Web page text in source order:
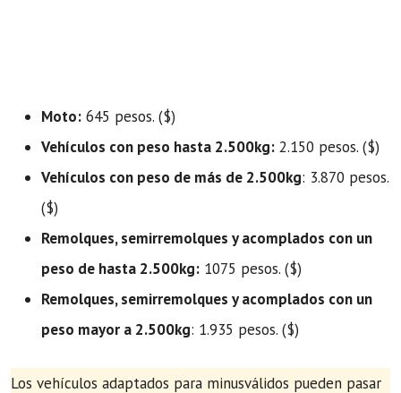
Moto: 645 pesos. ($)
Vehículos con peso hasta 2.500kg: 2.150 pesos. ($)
Vehículos con peso de más de 2.500kg: 3.870 pesos.
($)
Remolques, semirremolques y acomplados con un
peso de hasta 2.500kg: 1075 pesos. ($)
Remolques, semirremolques y acomplados con un
peso mayor a 2.500kg: 1.935 pesos. ($)
Los vehículos adaptados para minusválidos pueden pasar